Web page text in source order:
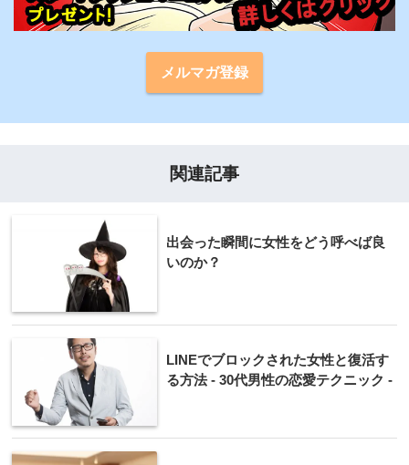
メルマガ登録
関連記事
出会った瞬間に女性をどう呼べば良
いのか？
LINEでブロックされた女性と復活す
る方法 - 30代男性の恋愛テクニック -